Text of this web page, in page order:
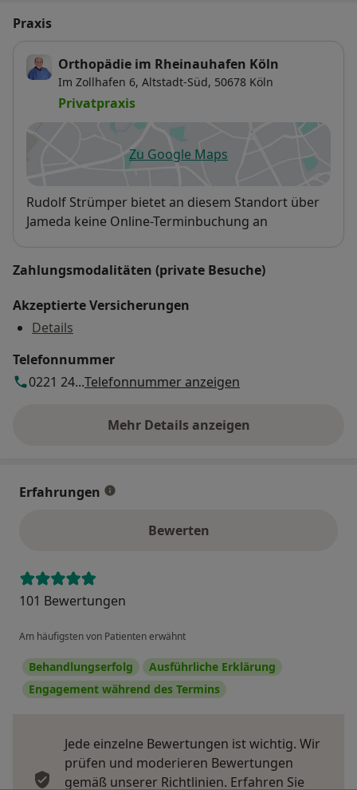
Praxis
Orthopädie im Rheinauhafen Köln
Im Zollhafen 6, Altstadt-Süd, 50678 Köln
Privatpraxis
Zu Google Mapsöffnet in einer neuen
Verfügbarkeit
Rudolf Strümper bietet an diesem Standort über
Jameda keine Online-Terminbuchung an
Zahlungsmodalitäten (private Besuche)
Akzeptierte Versicherungen
Details
Telefonnummer
0221 24...Telefonnummer anzeigen
Mehr Details anzeigen
über die Adresse
Erfahrungen
Bewerten
101 Bewertungen
Am häufigsten von Patienten erwähnt
Behandlungserfolg
Ausführliche Erklärung
Engagement während des Termins
Jede einzelne Bewertungen ist wichtig. Wir
prüfen und moderieren Bewertungen
gemäß unserer Richtlinien. Erfahren Sie